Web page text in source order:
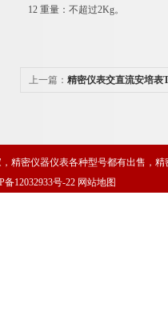
12 重量：不超过2Kg。
上一篇： 精密仪表交直流安培表
精密仪器仪表各种型号都有出售，
备12032933号-22 网站地图